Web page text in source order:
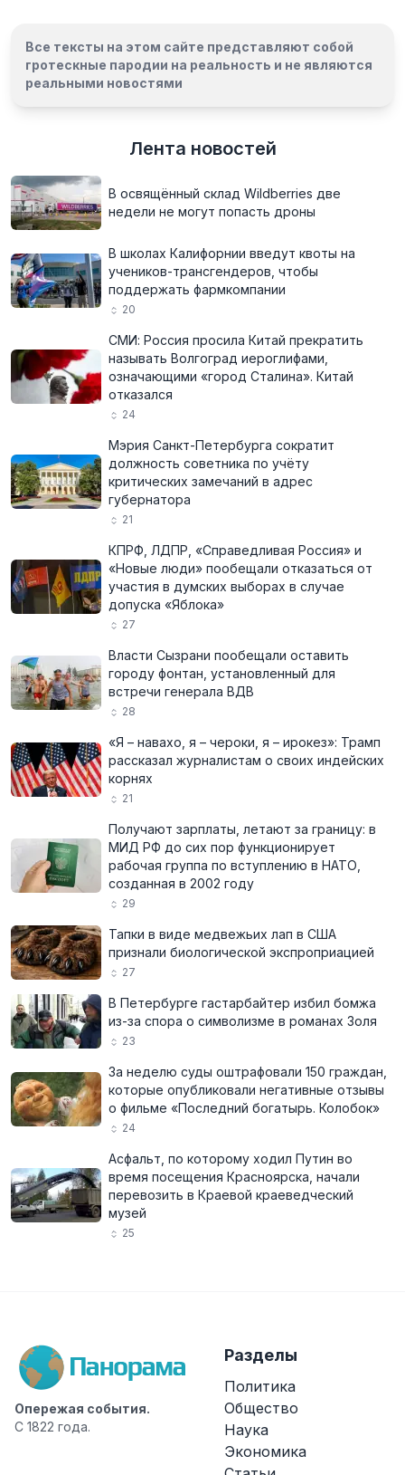
Все тексты на этом сайте представляют собой
гротескные пародии на реальность и не являются
реальными новостями
Лента новостей
В освящённый склад Wildberries две
недели не могут попасть дроны
В школах Калифорнии введут квоты на
учеников-трансгендеров, чтобы
поддержать фармкомпании
20
СМИ: Россия просила Китай прекратить
называть Волгоград иероглифами,
означающими «город Сталина». Китай
отказался
24
Мэрия Санкт-Петербурга сократит
должность советника по учёту
критических замечаний в адрес
губернатора
21
КПРФ, ЛДПР, «Справедливая Россия» и
«Новые люди» пообещали отказаться от
участия в думских выборах в случае
допуска «Яблока»
27
Власти Сызрани пообещали оставить
городу фонтан, установленный для
встречи генерала ВДВ
28
«Я – навахо, я – чероки, я – ирокез»: Трамп
рассказал журналистам о своих индейских
корнях
21
Получают зарплаты, летают за границу: в
МИД РФ до сих пор функционирует
рабочая группа по вступлению в НАТО,
созданная в 2002 году
29
Тапки в виде медвежьих лап в США
признали биологической экспроприацией
27
В Петербурге гастарбайтер избил бомжа
из-за спора о символизме в романах Золя
23
За неделю суды оштрафовали 150 граждан,
которые опубликовали негативные отзывы
о фильме «Последний богатырь. Колобок»
24
Асфальт, по которому ходил Путин во
время посещения Красноярска, начали
перевозить в Краевой краеведческий
музей
25
Опережая события.
С 1822 года.
Разделы
Политика
Общество
Наука
Экономика